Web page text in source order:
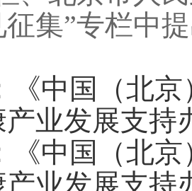
集”专栏中
《中国（北
产业发展支持
《中国（北
产业发展支持